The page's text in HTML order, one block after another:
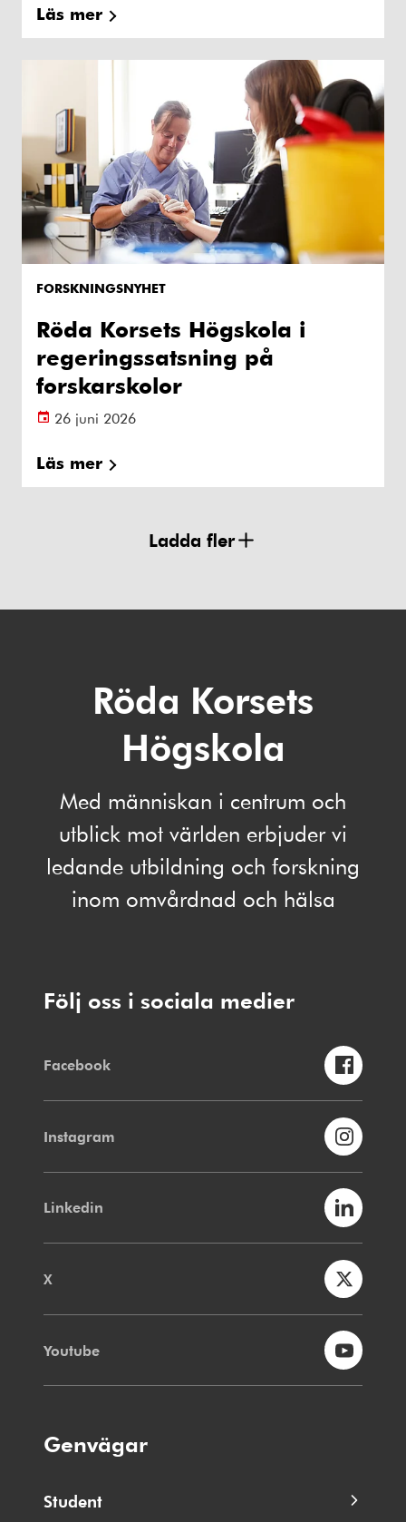
Läs mer
FORSKNINGSNYHET
Röda Korsets Högskola i
regeringssatsning på
forskarskolor
26 juni 2026
Läs mer
Ladda fler
Röda Korsets
Högskola
Med människan i centrum och
utblick mot världen erbjuder vi
ledande utbildning och forskning
inom omvårdnad och hälsa
Följ oss i sociala medier
Facebook
Instagram
Linkedin
X
Youtube
Genvägar
Student